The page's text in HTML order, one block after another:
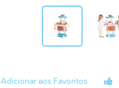
Adicionar aos Favoritos